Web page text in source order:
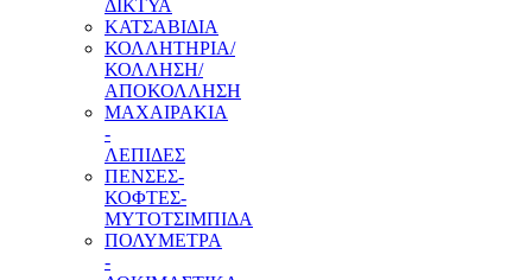
ΔΙΚΤΥΑ
ΚΑΤΣΑΒΙΔΙΑ
ΚΟΛΛΗΤΗΡΙΑ/
ΚΟΛΛΗΣΗ/
ΑΠΟΚΟΛΛΗΣΗ
ΜΑΧΑΙΡΑΚΙΑ
-
ΛΕΠΙΔΕΣ
ΠΕΝΣΕΣ-
ΚΟΦΤΕΣ-
ΜΥΤΟΤΣΙΜΠΙΔΑ
ΠΟΛΥΜΕΤΡΑ
-